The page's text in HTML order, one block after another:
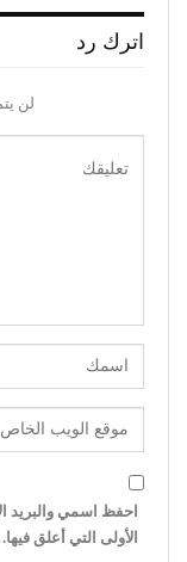
اترك رد
لن
احفظ اسمي والبريد
الأولى التي أعلق فيها.